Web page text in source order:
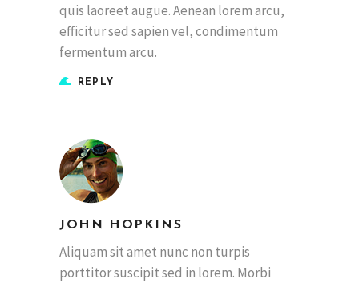
quis laoreet augue. Aenean lorem arcu,
efficitur sed sapien vel, condimentum
fermentum arcu.
REPLY
JOHN HOPKINS
Aliquam sit amet nunc non turpis
porttitor suscipit sed in lorem. Morbi